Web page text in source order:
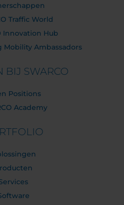
Traffic World
Innovation Hub
Mobility Ambassadors
BIJ SWARCO
Positions
Academy